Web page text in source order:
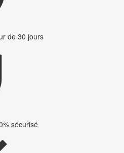
de 30 jours
sécurisé